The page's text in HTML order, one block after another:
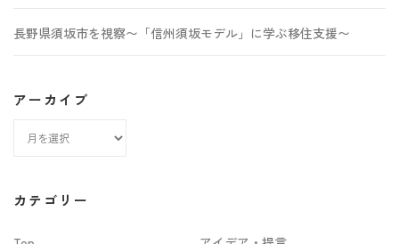
長野県須坂市を視察〜「信州須坂モデル」に学ぶ移住支援〜
アーカイブ
カ
カテゴリー